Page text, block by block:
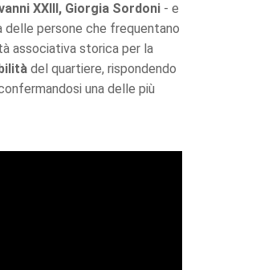
XXIII, Giorgia Sordoni - e
delle persone che frequentano
associativa storica per la
del quartiere, rispondendo
una delle più